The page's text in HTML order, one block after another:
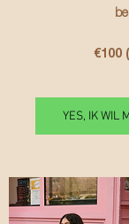
€100
YES, IK WIL